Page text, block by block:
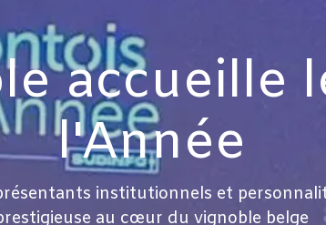
accueille
l'Année
institutionnels et
au cœur du vignoble belge